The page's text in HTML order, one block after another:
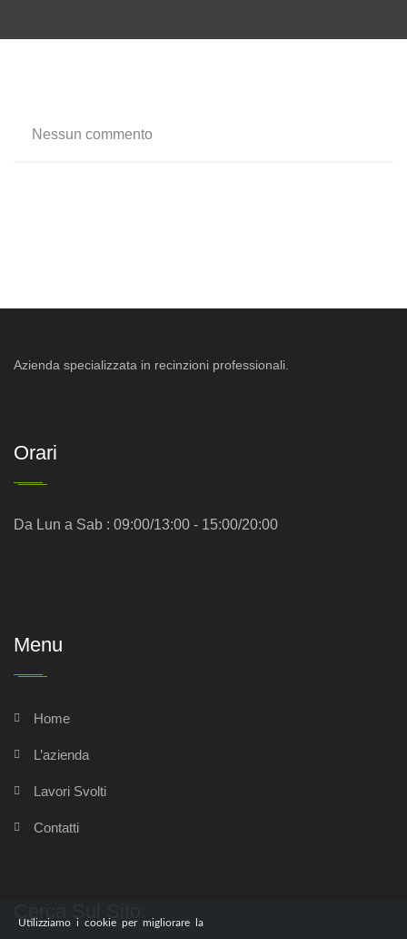
Nessun commento
Azienda specializzata in recinzioni professionali.
Orari
Da Lun a Sab : 09:00/13:00 - 15:00/20:00
Menu
Home
L’azienda
Lavori Svolti
Contatti
Utilizziamo i cookie per migliorare la